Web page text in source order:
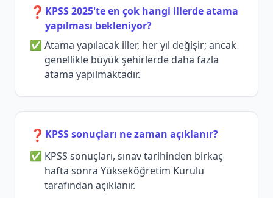
❓ KPSS 2025'te en çok hangi illerde atama
yapılması bekleniyor?
Atama yapılacak iller, her yıl değişir; ancak
genellikle büyük şehirlerde daha fazla
atama yapılmaktadır.
❓ KPSS sonuçları ne zaman açıklanır?
KPSS sonuçları, sınav tarihinden birkaç
hafta sonra Yükseköğretim Kurulu
tarafından açıklanır.